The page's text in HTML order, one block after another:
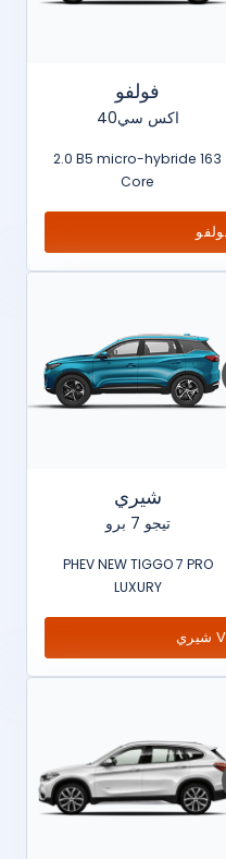
فولفو
اكس سي40
2.0 B5 micro-hybride 163
Core
شيري
تيجو 7 برو
PHEV NEW TIGGO 7 PRO
LUXURY